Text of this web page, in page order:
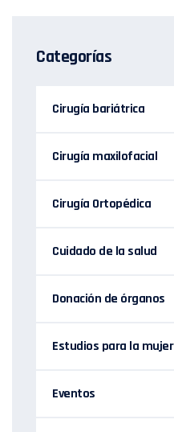
Categorías
Cirugía bariátrica
Cirugía maxilofacial
Cirugía Ortopédica
Cuidado de la salud
Donación de órganos
Estudios para la mujer
Eventos